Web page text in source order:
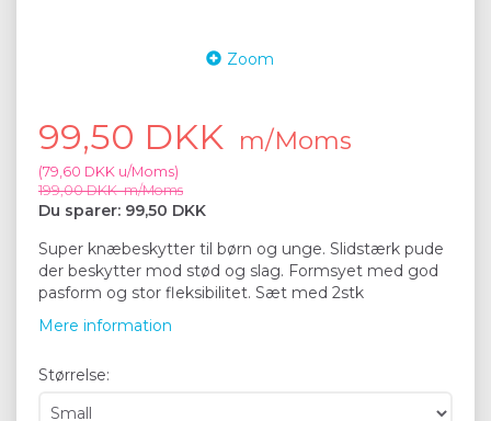
Zoom
99,50 DKK m/Moms
(79,60 DKK u/Moms)
199,00 DKKm/Moms
Du sparer: 99,50 DKK
Super knæbeskytter til børn og unge. Slidstærk pude
der beskytter mod stød og slag. Formsyet med god
pasform og stor fleksibilitet. Sæt med 2stk
Mere information
Størrelse: